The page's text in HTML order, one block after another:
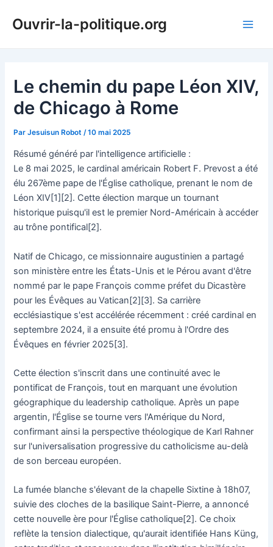
Ouvrir-la-politique.org
Le chemin du pape Léon XIV,
de Chicago à Rome
ParJesuisun Robot /10 mai 2025
Résumé généré par l'intelligence artificielle :
Le 8 mai 2025, le cardinal américain Robert F. Prevost a été
élu 267ème pape de l'Église catholique, prenant le nom de
Léon XIV[1][2]. Cette élection marque un tournant
historique puisqu'il est le premier Nord-Américain à accéder
au trône pontifical[2].
Natif de Chicago, ce missionnaire augustinien a partagé
son ministère entre les États-Unis et le Pérou avant d'être
nommé par le pape François comme préfet du Dicastère
pour les Évêques au Vatican[2][3]. Sa carrière
ecclésiastique s'est accélérée récemment : créé cardinal en
septembre 2024, il a ensuite été promu à l'Ordre des
Évêques en février 2025[3].
Cette élection s'inscrit dans une continuité avec le
pontificat de François, tout en marquant une évolution
géographique du leadership catholique. Après un pape
argentin, l'Église se tourne vers l'Amérique du Nord,
confirmant ainsi la perspective théologique de Karl Rahner
sur l'universalisation progressive du catholicisme au-delà
de son berceau européen.
La fumée blanche s'élevant de la chapelle Sixtine à 18h07,
suivie des cloches de la basilique Saint-Pierre, a annoncé
cette nouvelle ère pour l'Église catholique[2]. Ce choix
reflète la tension dialectique, qu'aurait identifiée Hans Küng,